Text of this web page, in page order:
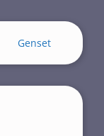
Genset